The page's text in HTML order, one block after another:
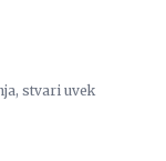
stvari uvek